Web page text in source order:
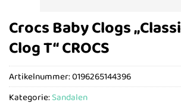
Crocs Baby Clogs
Clog T“ CROCS
Artikelnummer:0196265144396
Kategorie:Sandalen